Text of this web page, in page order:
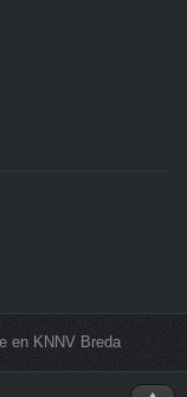
en KNNV Breda